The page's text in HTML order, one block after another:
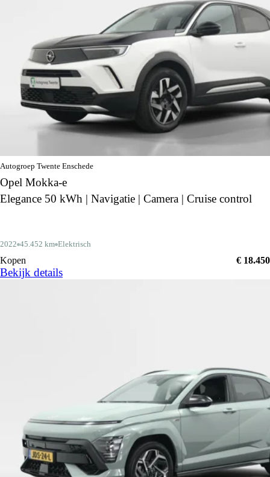
Autogroep Twente Enschede
Opel Mokka-e
Elegance 50 kWh | Navigatie | Camera | Cruise control
2022 45.452 km Elektrisch
Kopen € 18.450
Bekijk details